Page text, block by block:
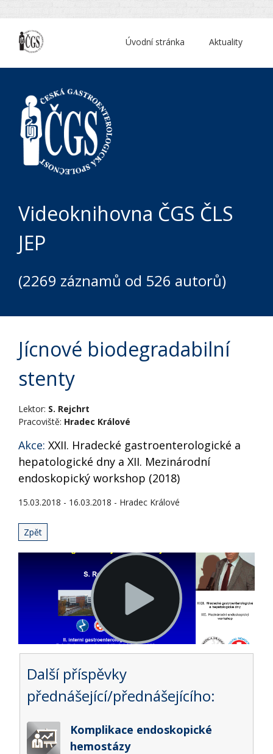
Aktuality
Úvodní stránka
Videoknihovna ČGS ČLS
JEP
(2269 záznamů od 526 autorů)
Jícnové biodegradabilní
stenty
Lektor: S. Rejchrt
Pracoviště: Hradec Králové
Akce: XXII. Hradecké gastroenterologické a
hepatologické dny a XII. Mezinárodní
endoskopický workshop (2018)
15.03.2018 - 16.03.2018 - Hradec Králové
Zpět
Další příspěvky
přednášející/přednášejícího:
Komplikace endoskopické
hemostázy